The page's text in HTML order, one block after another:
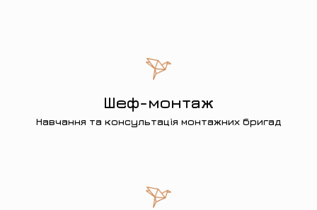
Шеф-монтаж
Навчання та консультація монтажних бригад